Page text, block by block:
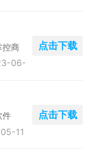
控商
06-
点击下载
件
11
点击下载